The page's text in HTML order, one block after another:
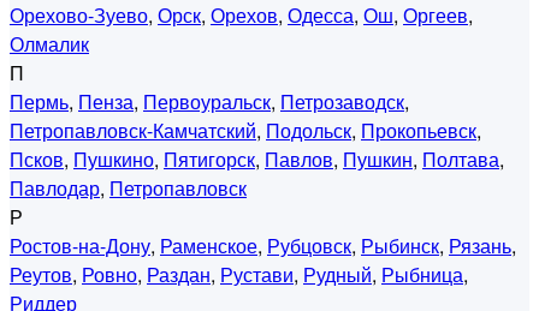
Орехово-Зуево, Орск, Орехов, Одесса, Ош, Оргеев,
Олмалик
П
Пермь, Пенза, Первоуральск, Петрозаводск,
Петропавловск-Камчатский, Подольск, Прокопьевск,
Псков, Пушкино, Пятигорск, Павлов, Пушкин, Полтава,
Павлодар, Петропавловск
Р
Ростов-на-Дону, Раменское, Рубцовск, Рыбинск, Рязань,
Реутов, Ровно, Раздан, Рустави, Рудный, Рыбница,
Риддер